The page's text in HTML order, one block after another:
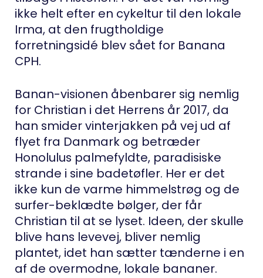
ikke helt efter en cykeltur til den lokale
Irma, at den frugtholdige
forretningsidé blev sået for Banana
CPH.
Banan-visionen åbenbarer sig nemlig
for Christian i det Herrens år 2017, da
han smider vinterjakken på vej ud af
flyet fra Danmark og betræder
Honolulus palmefyldte, paradisiske
strande i sine badetøfler. Her er det
ikke kun de varme himmelstrøg og de
surfer-beklædte bølger, der får
Christian til at se lyset. Ideen, der skulle
blive hans levevej, bliver nemlig
plantet, idet han sætter tænderne i en
af de overmodne, lokale bananer.